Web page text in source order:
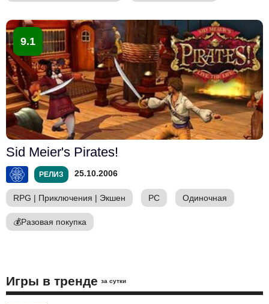
9.1
Sid Meier's Pirates!
РЕЛИЗ 25.10.2006
RPG | Приключения | Экшен PC Одиночная
💰Разовая покупка
Игры в тренде за сутки